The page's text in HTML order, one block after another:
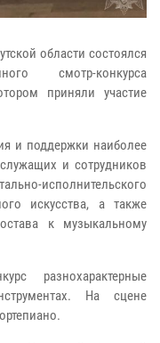
области состоялся
смотр-конкурса
приняли участие
и поддержки наиболее
и сотрудников
исполнительского
искусства, а также
к музыкальному
разнохарактерные
На сцене